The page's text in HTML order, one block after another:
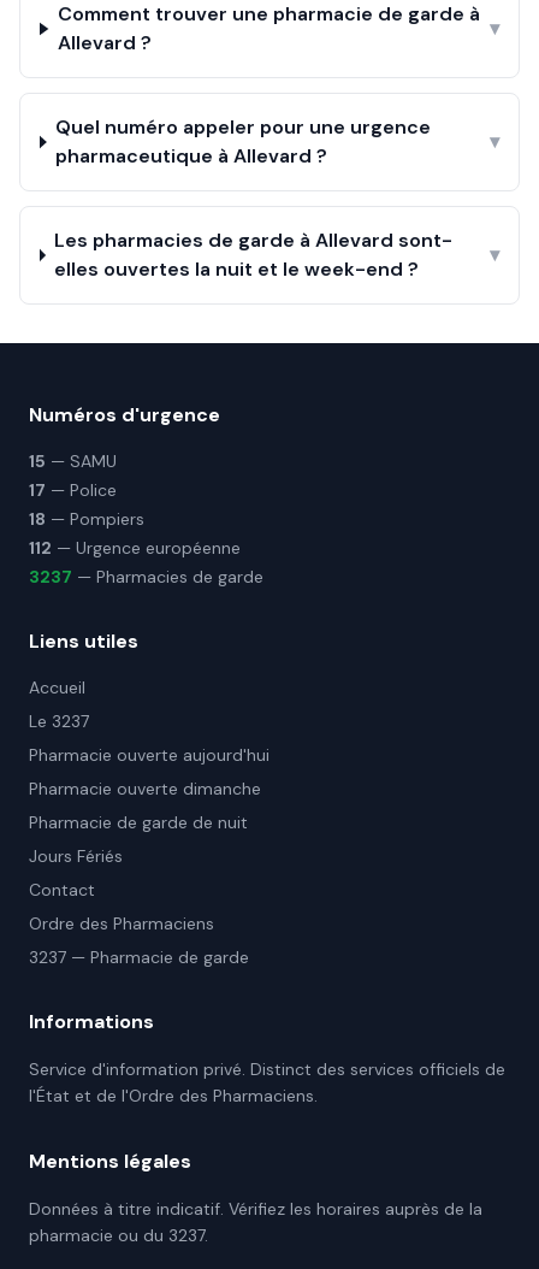
Comment trouver une pharmacie de garde à
Allevard ?
▾
Quel numéro appeler pour une urgence
pharmaceutique à Allevard ?
▾
Les pharmacies de garde à Allevard sont-
elles ouvertes la nuit et le week-end ?
▾
Numéros d'urgence
15 — SAMU
17 — Police
18 — Pompiers
112 — Urgence européenne
3237 — Pharmacies de garde
Liens utiles
Accueil
Le 3237
Pharmacie ouverte aujourd'hui
Pharmacie ouverte dimanche
Pharmacie de garde de nuit
Jours Fériés
Contact
Ordre des Pharmaciens
3237 — Pharmacie de garde
Informations
Service d'information privé. Distinct des services officiels de
l'État et de l'Ordre des Pharmaciens.
Mentions légales
Données à titre indicatif. Vérifiez les horaires auprès de la
pharmacie ou du 3237.